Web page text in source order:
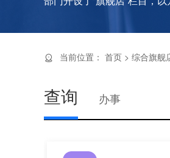
当前位置： 首页 > 综合旗舰
查询 办事